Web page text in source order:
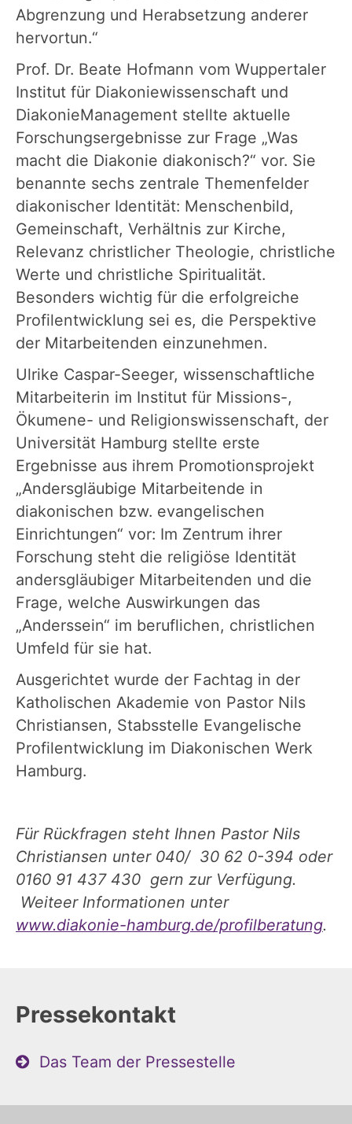
Abgrenzung und Herabsetzung anderer
hervortun.“
Prof. Dr. Beate Hofmann vom Wuppertaler
Institut für Diakoniewissenschaft und
DiakonieManagement stellte aktuelle
Forschungsergebnisse zur Frage „Was
macht die Diakonie diakonisch?“ vor. Sie
benannte sechs zentrale Themenfelder
diakonischer Identität: Menschenbild,
Gemeinschaft, Verhältnis zur Kirche,
Relevanz christlicher Theologie, christliche
Werte und christliche Spiritualität.
Besonders wichtig für die erfolgreiche
Profilentwicklung sei es, die Perspektive
der Mitarbeitenden einzunehmen.
Ulrike Caspar-Seeger, wissenschaftliche
Mitarbeiterin im Institut für Missions-,
Ökumene- und Religionswissenschaft, der
Universität Hamburg stellte erste
Ergebnisse aus ihrem Promotionsprojekt
„Andersgläubige Mitarbeitende in
diakonischen bzw. evangelischen
Einrichtungen“ vor: Im Zentrum ihrer
Forschung steht die religiöse Identität
andersgläubiger Mitarbeitenden und die
Frage, welche Auswirkungen das
„Anderssein“ im beruflichen, christlichen
Umfeld für sie hat.
Ausgerichtet wurde der Fachtag in der
Katholischen Akademie von Pastor Nils
Christiansen, Stabsstelle Evangelische
Profilentwicklung im Diakonischen Werk
Hamburg.
Für Rückfragen steht Ihnen Pastor Nils
Christiansen unter 040/ 30 62 0-394 oder
0160 91 437 430 gern zur Verfügung.
Weiteer Informationen unter
www.diakonie-hamburg.de/profilberatung.
Pressekontakt
Das Team der Pressestelle